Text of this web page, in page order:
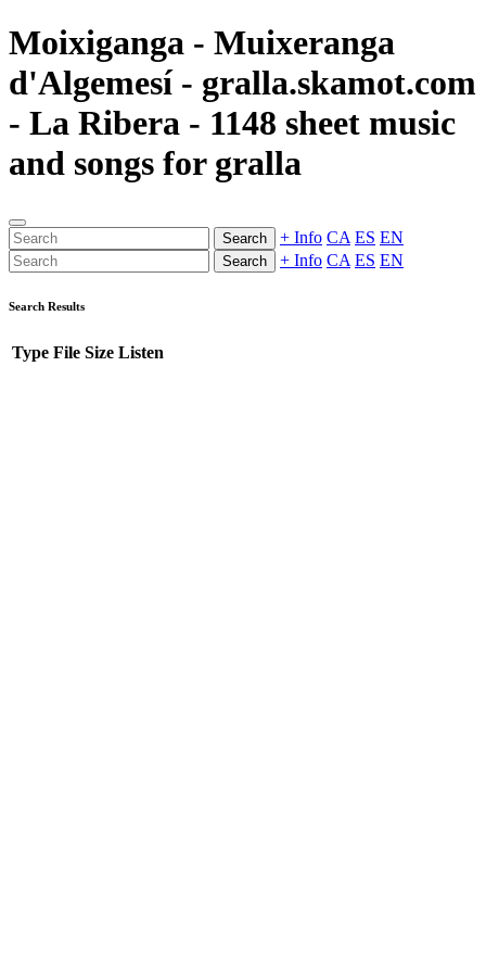
Moixiganga - Muixeranga
d'Algemesí - gralla.skamot.com
- La Ribera - 1148 sheet music
and songs for gralla
Search + Info CA ES EN
Search + Info CA ES EN
Search Results
Type File Size Listen